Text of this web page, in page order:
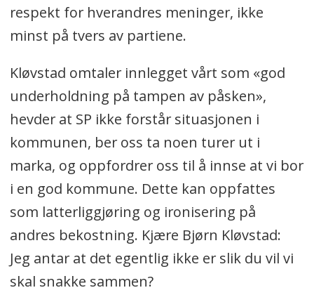
respekt for hverandres meninger, ikke
minst på tvers av partiene.
Kløvstad omtaler innlegget vårt som «god
underholdning på tampen av påsken»,
hevder at SP ikke forstår situasjonen i
kommunen, ber oss ta noen turer ut i
marka, og oppfordrer oss til å innse at vi bor
i en god kommune. Dette kan oppfattes
som latterliggjøring og ironisering på
andres bekostning. Kjære Bjørn Kløvstad:
Jeg antar at det egentlig ikke er slik du vil vi
skal snakke sammen?